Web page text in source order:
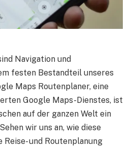
Navigation und
festen Bestandteil unseres
Maps Routenplaner, eine
Google Maps-Dienstes, ist
auf der ganzen Welt ein
wir uns an, wie diese
Reise- und Routenplanung